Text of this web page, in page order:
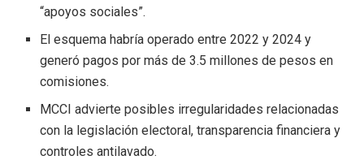
“apoyos sociales”.
El esquema habría operado entre 2022 y 2024 y
generó pagos por más de 3.5 millones de pesos en
comisiones.
MCCI advierte posibles irregularidades relacionadas
con la legislación electoral, transparencia financiera y
controles antilavado.